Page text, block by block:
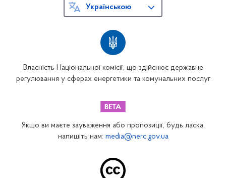
Власність Національної комісії, що здійснює державне
регулювання у сферах енергетики та комунальних послуг
Українською
Якщо ви маєте зауваження або пропозиції, будь ласка,
напишіть нам: media@nerc.gov.ua